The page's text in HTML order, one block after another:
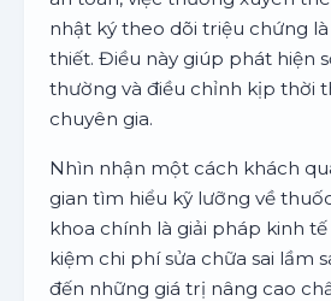
nhật ký theo dõi triệu chứng
thiết. Điều này giúp phát hiện
thường và điều chỉnh kịp thời
chuyên gia.
Nhìn nhận một cách khách
gian tìm hiểu kỹ lưỡng về
khoa chính là giải pháp kinh
kiệm chi phí sửa chữa sai lầm
đến những giá trị nâng cao